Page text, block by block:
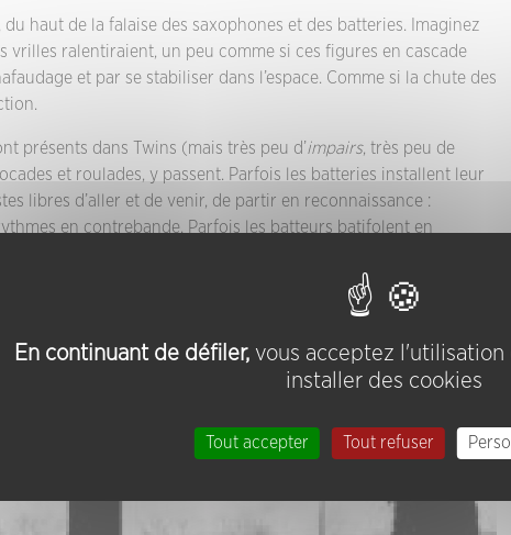
haut de la falaise des saxophones et des batteries. Imaginez
vrilles ralentiraient, un peu comme si ces figures en cascade
et par se stabiliser dans l’espace. Comme si la chute des
présents dans Twins (mais très peu d’impairs, très peu de
et roulades, y passent. Parfois les batteries installent leur
libres d’aller et de venir, de partir en reconnaissance :
en contrebande. Parfois les batteurs batifolent en
saxophones cousent de longues lignes plus ou moins
entente (leur capacité de démultiplication) repose sur une
et brisures des batteurs, haches et hachures des souffleurs,
»
En continuant de défiler,vous acceptez
installer des cookies
Tout accepter Tout refuser